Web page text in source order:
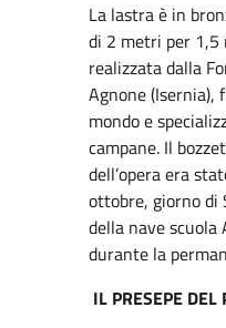
La lastra è in
di 2 metri per
realizzata dalla
Agnone (Isernia),
mondo e
campane. Il
dell’opera era
ottobre, giorno di
della nave scuola
durante la
IL PRESEPE DEL